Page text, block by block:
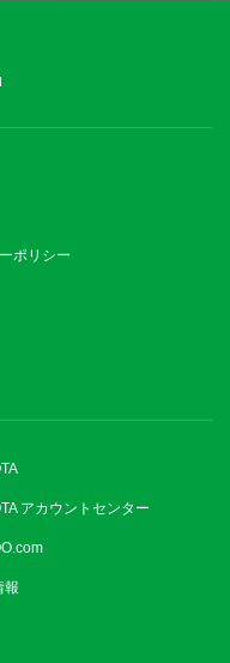
ポリシー
アカウントセンター
報